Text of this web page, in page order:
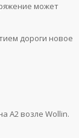
может
дороги новое
A2 возле Wollin.